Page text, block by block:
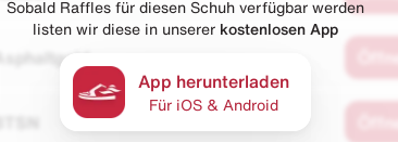
Asphaltgold
Sobald Raffles für diesen Schuh verfügbar werden
listen wir diese in unserer kostenlosen App
App herunterladen
Für iOS & Android